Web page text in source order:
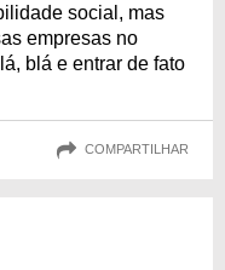
social, mas
empresas no
blá e entrar de fato
COMPARTILHAR